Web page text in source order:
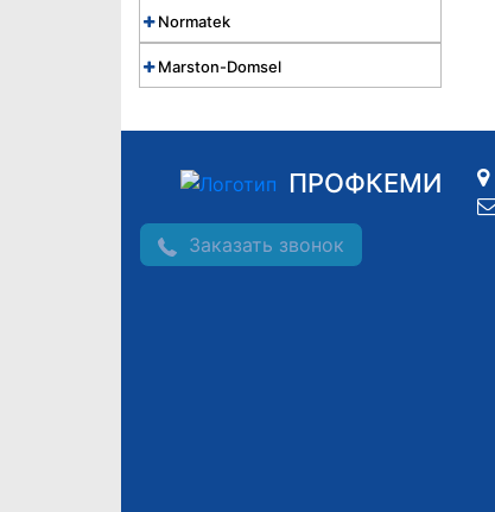
Normatek
Marston-Domsel
ПРОФКЕМИ
Заказать звонок